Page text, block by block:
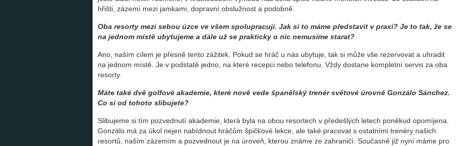
hřišti, zázemí mezi jamkami, dopravní obslužnost a podobně.
Oba resorty mezi sebou úzce ve všem spolupracují. Jak si to máme představit v praxi? Je to tak, že se
na jednom místě ubytujeme a dále už se prakticky o nic nemusíme starat?
Ano, naším cílem je přesně tento zážitek. Pokud se hráč u nás ubytuje, tak si může vše rezervovat a uhradit
na jednom místě. Je v podstatě jedno, na které recepci nebo telefonu. Vždy dostane kompletní servis za oba
resorty.
Máte také dvě golfové akademie, které nově vede španělský trenér světové úrovně Gonzálo Sánchez.
Co si od tohoto slibujete?
Slibujeme si tím pozvednutí akademie, která byla na obou resortech v předešlých letech poněkud opomíjena.
Gonzálo má za úkol nejen nabídnout hráčům špičkové lekce, ale také pracovat s ostatními trenéry našich
resortů, naším zázemím a pozvednout je na úroveň, kterou známe ze zahraničí. Současně již nyní máme pro